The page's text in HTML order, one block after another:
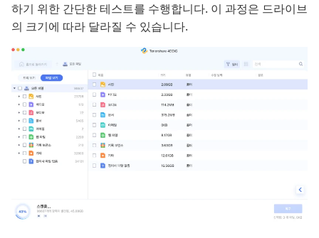
하기 위한 간단한 테스트를 수행합니다. 이 과정은 드라이브
의 크기에 따라 달라질 수 있습니다.